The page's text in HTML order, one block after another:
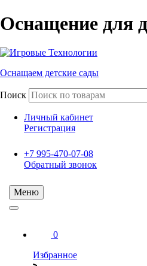
Оснащение для
Оснащаем детские сады
Поиск
Личный кабинет
Регистрация
+7 995-470-07-08
Обратный звонок
Меню
0
Избранное